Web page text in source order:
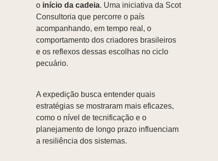
o início da cadeia. Uma iniciativa da Scot
Consultoria que percorre o país
acompanhando, em tempo real, o
comportamento dos criadores brasileiros
e os reflexos dessas escolhas no ciclo
pecuário.
A expedição busca entender quais
estratégias se mostraram mais eficazes,
como o nível de tecnificação e o
planejamento de longo prazo influenciam
a resiliência dos sistemas.